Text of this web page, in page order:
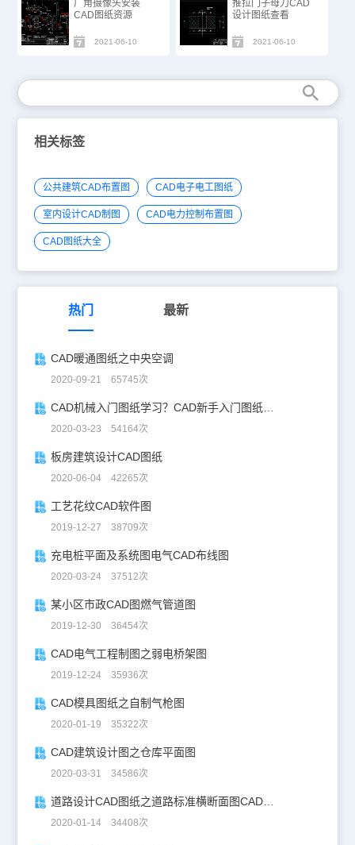
广角摄像头安装
CAD图纸​资源
2021-06-10
推拉门子母刀CAD
设计图纸查看
2021-06-10
相关标签
公共建筑CAD布置图 CAD电子电工图纸
室内设计CAD制图 CAD电力控制布置图
CAD图纸大全
热门 最新
CAD暖通图纸之中央空调
2020-09-21 65745次
CAD机械入门图纸学习？CAD新手入门图纸练习
2020-03-23 54164次
板房建筑设计CAD图纸
2020-06-04 42265次
工艺花纹CAD软件图
2019-12-27 38709次
充电桩平面及系统图电气CAD布线图
2020-03-24 37512次
某小区市政CAD图燃气管道图
2019-12-30 36454次
CAD电气工程制图之弱电桥架图
2019-12-24 35936次
CAD模具图纸之自制气枪图
2020-01-19 35322次
CAD建筑设计图之仓库平面图
2020-03-31 34586次
道路设计CAD图纸之道路标准横断面图CAD图纸
2020-01-14 34408次